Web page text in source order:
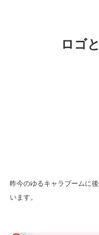
ロゴ
昨今のゆるキャラブームに
います。